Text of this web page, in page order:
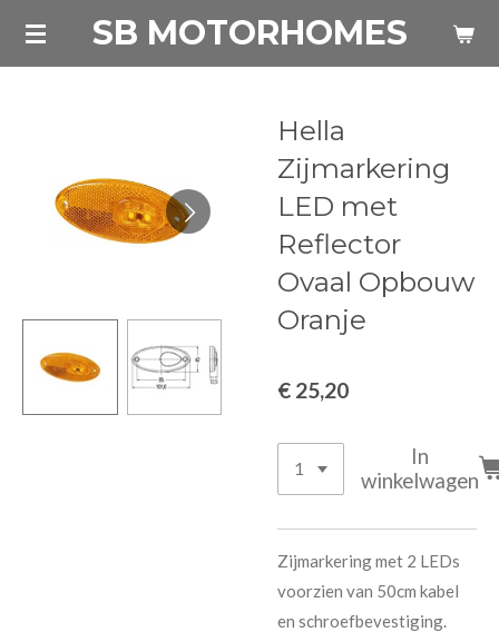
Ga
SB MOTORHOMES
Hella
Zijmarkering
LED met
Reflector
Ovaal Opbouw
Oranje
€ 25,20
In
winkelwagen
Zijmarkering met 2 LEDs
voorzien van 50cm kabel
en schroefbevestiging.